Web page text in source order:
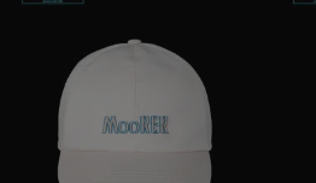
Best Sellers
Most Popular